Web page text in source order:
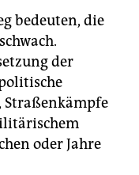
bedeuten, die
der
Straßenkämpfe
oder Jahre